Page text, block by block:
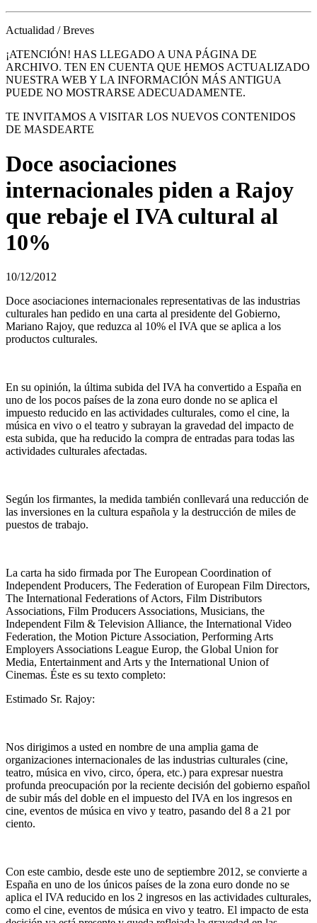
Actualidad / Breves
¡ATENCIÓN! HAS LLEGADO A UNA PÁGINA DE
ARCHIVO. TEN EN CUENTA QUE HEMOS ACTUALIZADO
NUESTRA WEB Y LA INFORMACIÓN MÁS ANTIGUA
PUEDE NO MOSTRARSE ADECUADAMENTE.
TE INVITAMOS A VISITAR LOS NUEVOS CONTENIDOS
DE MASDEARTE
Doce asociaciones
internacionales piden a Rajoy
que rebaje el IVA cultural al
10%
10/12/2012
Doce asociaciones internacionales representativas de las industrias
culturales han pedido en una carta al presidente del Gobierno,
Mariano Rajoy, que reduzca al 10% el IVA que se aplica a los
productos culturales.
En su opinión, la última subida del IVA ha convertido a España en
uno de los pocos países de la zona euro donde no se aplica el
impuesto reducido en las actividades culturales, como el cine, la
música en vivo o el teatro y subrayan la gravedad del impacto de
esta subida, que ha reducido la compra de entradas para todas las
actividades culturales afectadas.
Según los firmantes, la medida también conllevará una reducción de
las inversiones en la cultura española y la destrucción de miles de
puestos de trabajo.
La carta ha sido firmada por The European Coordination of
Independent Producers, The Federation of European Film Directors,
The International Federations of Actors, Film Distributors
Associations, Film Producers Associations, Musicians, the
Independent Film & Television Alliance, the International Video
Federation, the Motion Picture Association, Performing Arts
Employers Associations League Europ, the Global Union for
Media, Entertainment and Arts y the International Union of
Cinemas. Éste es su texto completo:
Estimado Sr. Rajoy:
Nos dirigimos a usted en nombre de una amplia gama de
organizaciones internacionales de las industrias culturales (cine,
teatro, música en vivo, circo, ópera, etc.) para expresar nuestra
profunda preocupación por la reciente decisión del gobierno español
de subir más del doble en el impuesto del IVA en los ingresos en
cine, eventos de música en vivo y teatro, pasando del 8 a 21 por
ciento.
Con este cambio, desde este uno de septiembre 2012, se convierte a
España en uno de los únicos países de la zona euro donde no se
aplica el IVA reducido en los 2 ingresos en las actividades culturales,
como el cine, eventos de música en vivo y teatro. El impacto de esta